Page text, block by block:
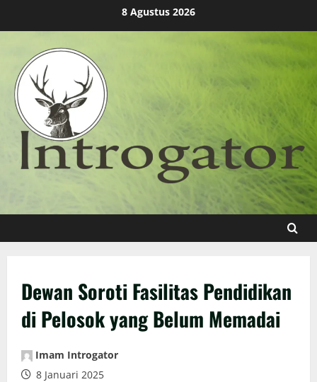
8 Agustus 2026
Dewan Soroti Fasilitas Pendidikan
di Pelosok yang Belum Memadai
Imam Introgator
8 Januari 2025